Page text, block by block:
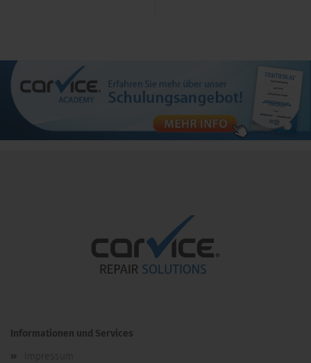
Informationen und Services
Impressum